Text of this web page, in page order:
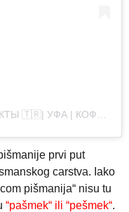
prvi put
carstva. Iako
pišmanija“ nisu tu
“pašmek“ ili “pešmek“.